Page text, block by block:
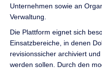
Unternehmen sowie an
Verwaltung.
Die Plattform eignet sich
Einsatzbereiche, in denen
revisionssicher archiviert
werden sollen. Durch den